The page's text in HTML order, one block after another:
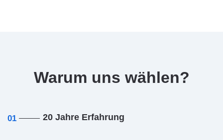
Warum uns wählen?
01 20 Jahre Erfahrung